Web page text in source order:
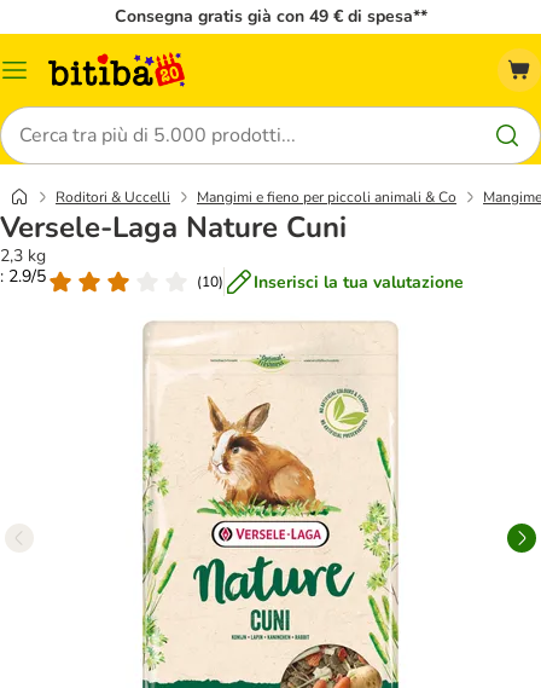
Consegna gratis già con 49 € di spesa**
Overview
Cerca
Roditori & Uccelli Mangimi e fieno per piccoli animali & Co
Versele-Laga Nature Cuni
2,3 kg
: 2.9/5
(10) Inserisci la tua valutazione